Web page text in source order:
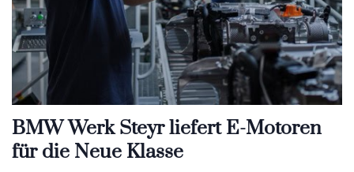
BMW Werk Steyr liefert E-Motoren
für die Neue Klasse